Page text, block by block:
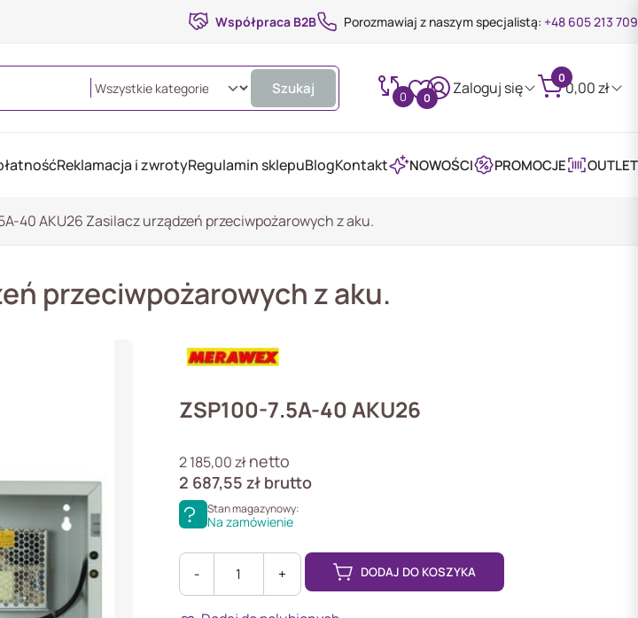
Współpraca B2B Porozmawiaj z naszym specjalistą: +48 605 213 709
Szukaj 0 0
Zaloguj się
0
0,00zł
Reklamacja i zwrotyRegulamin sklepuBlogKontakt NOWOŚCI PROMOCJE OUTLET
40 AKU26 Zasilacz urządzeń przeciwpożarowych z aku.
przeciwpożarowych z aku.
ZSP100-7.5A-40 AKU26
2 185,00złnetto
2 687,55 zł brutto
Stan magazynowy:
Na zamówienie
-
ZSP100-
+ DODAJ DO KOSZYKA